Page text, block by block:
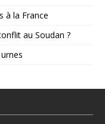
à la France
au Soudan ?